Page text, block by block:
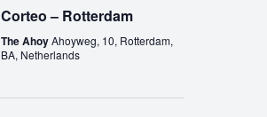
Corteo – Rotterdam
The AhoyAhoyweg, 10, Rotterdam,
BA, Netherlands